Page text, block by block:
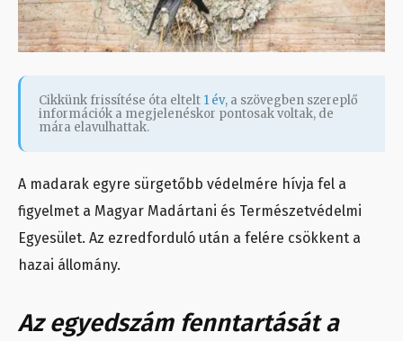
Cikkünk frissítése óta eltelt 1 év, a szövegben szereplő
információk a megjelenéskor pontosak voltak, de
mára elavulhattak.
A madarak egyre sürgetőbb védelmére hívja fel a
figyelmet a Magyar Madártani és Természetvédelmi
Egyesület. Az ezredforduló után a felére csökkent a
hazai állomány.
Az egyedszám fenntartását a